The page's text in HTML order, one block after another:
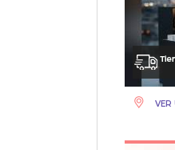
VER